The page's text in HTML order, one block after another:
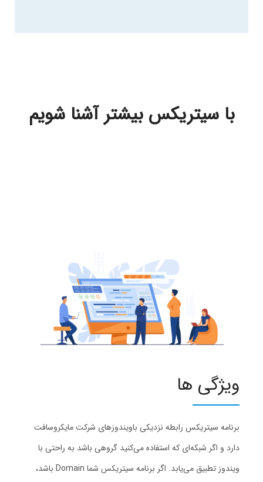
با سیتریکس بیشتر آشنا شویم
ویژگی ها
برنامه سیتریکس رابطه نزدیکی باویندوزهای شرکت مایکروسافت
دارد و اگر شبکه‌ای که استفاده می‌کنید گروهی باشد به راحتی با
ویندوز تطبیق می‌یابد. اگر برنامه سیتریکس شما Domain باشد،